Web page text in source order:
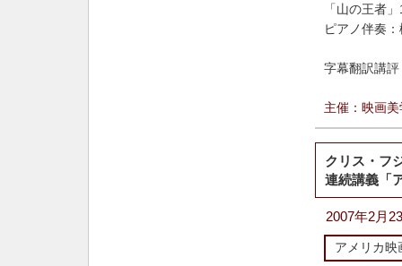
「山の王者
ピアノ伴奏
字幕翻訳講
主催：映画
クリス・フ
連続講義「
2007年2月
アメリカ